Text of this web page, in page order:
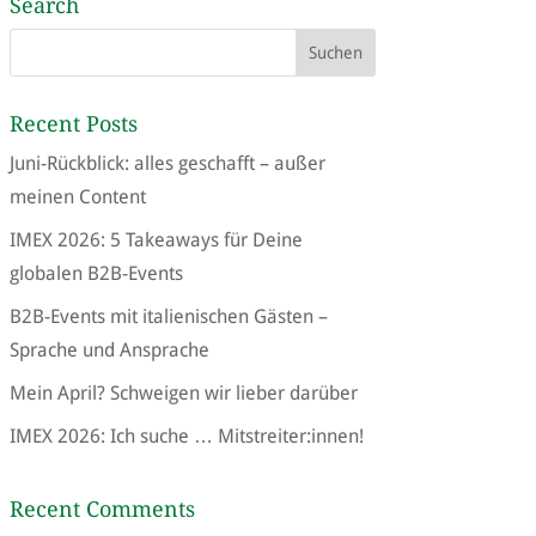
Search
Recent Posts
Juni-Rückblick: alles geschafft – außer
meinen Content
IMEX 2026: 5 Takeaways für Deine
globalen B2B-Events
B2B-Events mit italienischen Gästen –
Sprache und Ansprache
Mein April? Schweigen wir lieber darüber
IMEX 2026: Ich suche … Mitstreiter:innen!
Recent Comments